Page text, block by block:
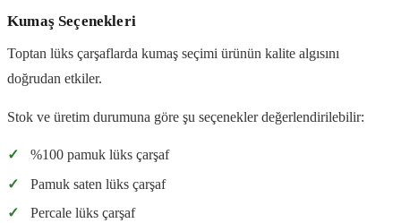
Kumaş Seçenekleri
Toptan lüks çarşaflarda kumaş seçimi ürünün kalite algısını
doğrudan etkiler.
Stok ve üretim durumuna göre şu seçenekler değerlendirilebilir:
✓
%100 pamuk lüks çarşaf
✓
Pamuk saten lüks çarşaf
✓
Percale lüks çarşaf